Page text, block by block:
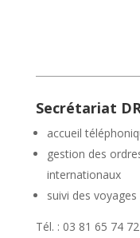
Secrétariat
accueil
gestion des
internationaux
suivi des
Tél. : 03 81 65 74